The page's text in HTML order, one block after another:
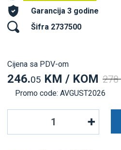
Garancija 3 godine
Šifra 2737500
Cijena sa PDV-om
246.05 KM / KOM
Promo code: AVGUST2026